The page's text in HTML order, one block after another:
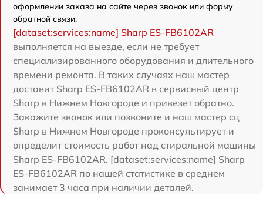
оформлении заказа на сайте через звонок или форму
обратной связи.
[dataset:services:name] Sharp ES-FB6102AR
выполняется на выезде, если не требует
специализированного оборудования и длительного
времени ремонта. В таких случаях наш мастер
доставит Sharp ES-FB6102AR в сервисный центр
Sharp в Нижнем Новгороде и привезет обратно.
Закажите звонок или позвоните и наш мастер сц
Sharp в Нижнем Новгороде проконсультирует и
определит стоимость работ над стиральной машины
Sharp ES-FB6102AR. [dataset:services:name] Sharp
ES-FB6102AR по нашей статистике в среднем
занимает 3 часа при наличии деталей.